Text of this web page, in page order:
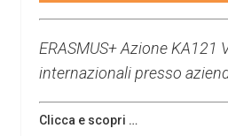
ERASMUS+ Azione
internazionali presso
Clicca e scopri …